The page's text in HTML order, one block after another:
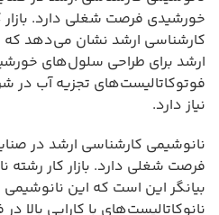
خورشیدی فرصت شغلی دارد. بازار
کارشناسی ارشد نشان می‌دهد که
ارشد برای طراحی سلول‌های
فوتوکاتالیست‌های تجزیه آب در
نیاز دارد.
نانوشیمی کارشناسی ارشد در
فرصت شغلی دارد. بازار کار رشته
بیانگر این است که این
نانوکاتالیست‌های با کارایی بالا